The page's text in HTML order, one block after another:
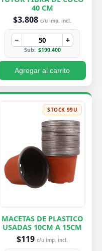
40 CM
$3.808 c/u imp. incl.
− +
Sub: $190.400
Agregar al carrito
STOCK 99U
MACETAS DE PLASTICO
USADAS 10CM A 15CM
$119 c/u imp. incl.